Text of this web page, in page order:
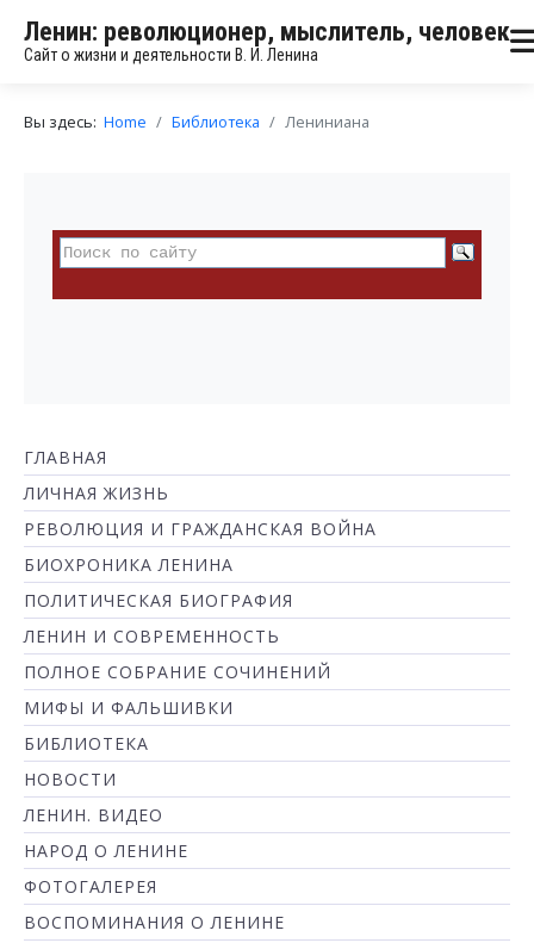
Ленин: революционер, мыслитель, человек
Сайт о жизни и деятельности В. И. Ленина
Вы здесь: Home Библиотека Лениниана
ГЛАВНАЯ
ЛИЧНАЯ ЖИЗНЬ
РЕВОЛЮЦИЯ И ГРАЖДАНСКАЯ ВОЙНА
БИОХРОНИКА ЛЕНИНА
ПОЛИТИЧЕСКАЯ БИОГРАФИЯ
ЛЕНИН И СОВРЕМЕННОСТЬ
ПОЛНОЕ СОБРАНИЕ СОЧИНЕНИЙ
МИФЫ И ФАЛЬШИВКИ
БИБЛИОТЕКА
НОВОСТИ
ЛЕНИН. ВИДЕО
НАРОД О ЛЕНИНЕ
ФОТОГАЛЕРЕЯ
ВОСПОМИНАНИЯ О ЛЕНИНЕ